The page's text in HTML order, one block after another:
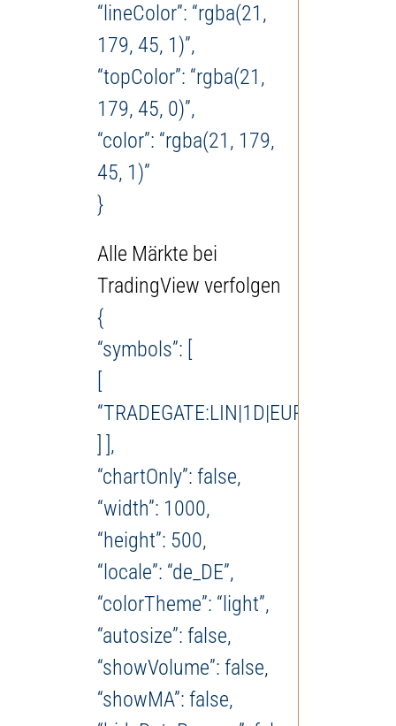
“lineColor”: “rgba(21,
179, 45, 1)”,
“topColor”: “rgba(21,
179, 45, 0)”,
“color”: “rgba(21, 179,
45, 1)”
}
Alle Märkte bei
TradingView verfolgen
{
“symbols”: [
“TRADEGATE:LIN|1D|EUR”
] ],
“chartOnly”: false,
“width”: 1000,
“height”: 500,
“locale”: “de_DE”,
“colorTheme”: “light”,
“autosize”: false,
“showVolume”: false,
“showMA”: false,